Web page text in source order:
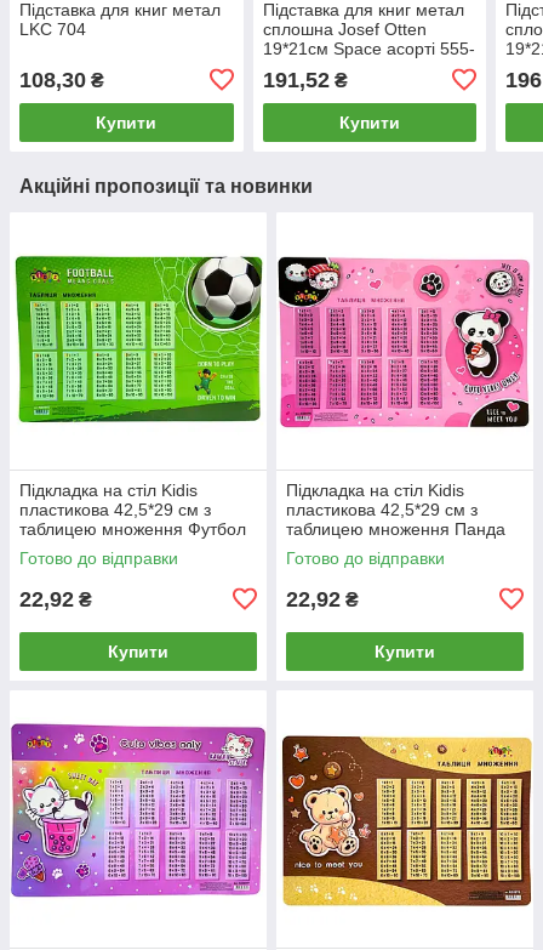
Підставка для книг метал
LKC 704
108,30 ₴
Купити
Підставка для книг метал
сплошна Josef Otten
19*21см Space асорті 555-
191,52₴
Купити
Акційні пропозиції та новинки
Підкладка на стіл Kidis
пластикова 42,5*29 см з
таблицею множення Футбол
KD3075
Готово до відправки
22,92 ₴
Купити
Підкладка на стіл Kidis
пластикова 42,5*29 см з
таблицею множення Панда
KD3076
Готово до відправки
22,92 ₴
Купити